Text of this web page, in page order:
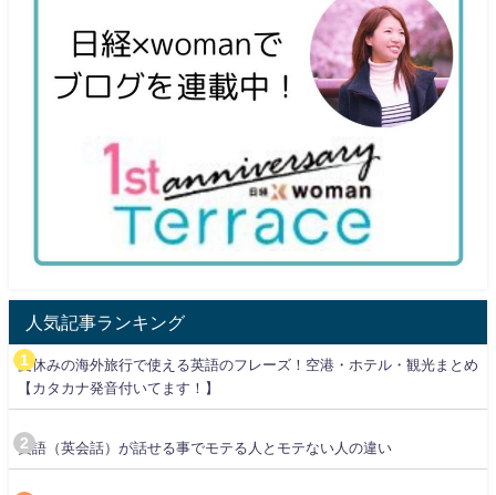
人気記事ランキング
夏休みの海外旅行で使える英語のフレーズ！空港・ホテル・観光まとめ
【カタカナ発音付いてます！】
英語（英会話）が話せる事でモテる人とモテない人の違い